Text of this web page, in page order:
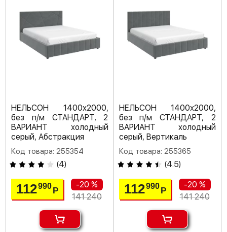
НЕЛЬСОН 1400х2000,
без п/м СТАНДАРТ, 2
ВАРИАНТ холодный
серый, Абстракция
Код товара: 255354
(4)
112990Р
-20 %
141 240
НЕЛЬСОН 1400х2000,
без п/м СТАНДАРТ, 2
ВАРИАНТ холодный
серый, Вертикаль
Код товара: 255365
(4.5)
112990 Р
-20 %
141 240